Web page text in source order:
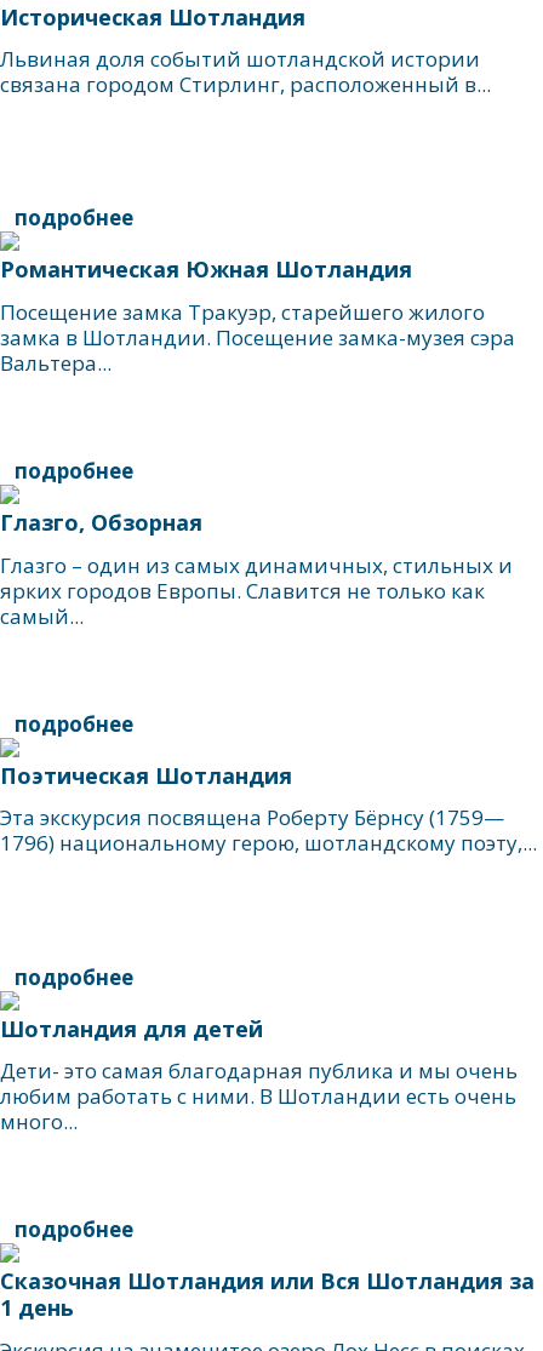
Историческая Шотландия
Львиная доля событий шотландской истории
связана городом Стирлинг, расположенный в...
подробнее
Романтическая Южная Шотландия
Посещение замка Тракуэр, старейшего жилого
замка в Шотландии. Посещение замка-музея сэра
Вальтера...
подробнее
Глазго, Обзорная
Глазго – один из самых динамичных, стильных и
ярких городов Европы. Славится не только как
самый...
подробнее
Поэтическая Шотландия
Эта экскурсия посвящена Роберту Бёрнсу (1759—
1796) национальному герою, шотландскому поэту,...
подробнее
Шотландия для детей
Дети- это самая благодарная публика и мы очень
любим работать с ними. В Шотландии есть очень
много...
подробнее
Сказочная Шотландия или Вся Шотландия за
1 день